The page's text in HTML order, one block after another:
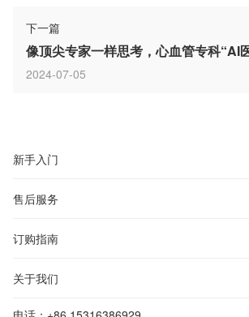
下一篇
像顶尖专家一样思考，心血管专科“AI
2024-07-05
新手入门
售后服务
订购指南
关于我们